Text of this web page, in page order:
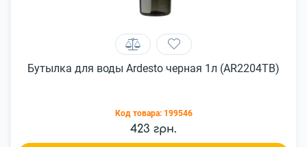
Бутылка для воды Ardesto черная 1л (AR2204TB)
Код товара: 199546
423 грн.